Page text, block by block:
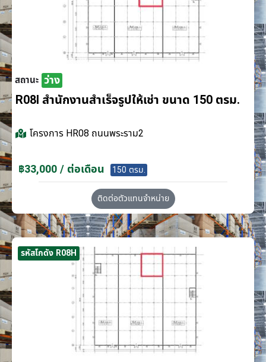
สถานะ ว่าง
R08I สำนักงานสำเร็จรูปให้เช่า ขนาด 150 ตรม.
โครงการ HR08 ถนนพระราม2
฿33,000 / ต่อเดือน 150 ตรม.
ติดต่อตัวแทนจำหน่าย
รหัสโกดัง R08H